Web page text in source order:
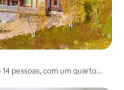
pessoas, com um quarto